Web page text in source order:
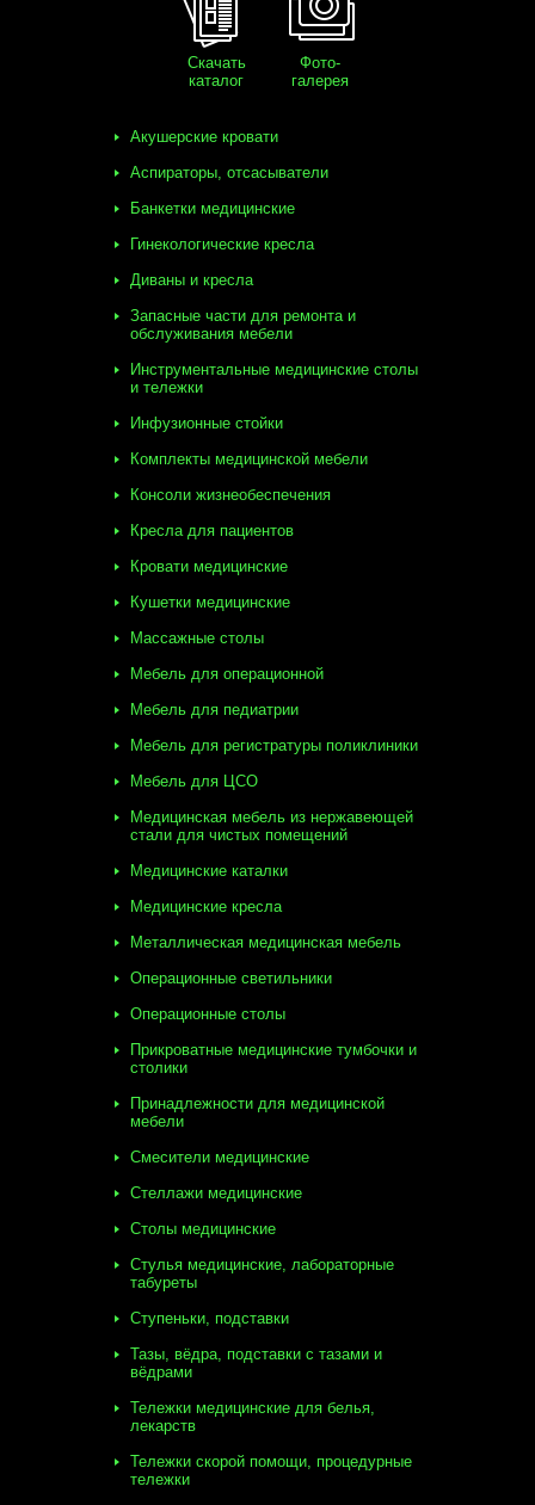
Скачать
каталог
Фото-
галерея
Акушерские кровати
Аспираторы, отсасыватели
Банкетки медицинские
Гинекологические кресла
Диваны и кресла
Запасные части для ремонта и
обслуживания мебели
Инструментальные медицинские столы
и тележки
Инфузионные стойки
Комплекты медицинской мебели
Консоли жизнеобеспечения
Кресла для пациентов
Кровати медицинские
Кушетки медицинские
Массажные столы
Мебель для операционной
Мебель для педиатрии
Мебель для регистратуры поликлиники
Мебель для ЦСО
Медицинская мебель из нержавеющей
стали для чистых помещений
Медицинские каталки
Медицинские кресла
Металлическая медицинская мебель
Операционные светильники
Операционные столы
Прикроватные медицинские тумбочки и
столики
Принадлежности для медицинской
мебели
Смесители медицинские
Стеллажи медицинские
Столы медицинские
Стулья медицинские, лабораторные
табуреты
Ступеньки, подставки
Тазы, вёдра, подставки с тазами и
вёдрами
Тележки медицинские для белья,
лекарств
Тележки скорой помощи, процедурные
тележки